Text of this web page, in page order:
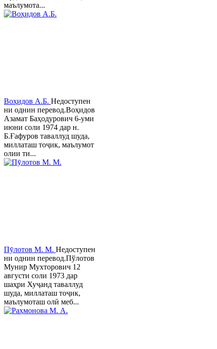
маълумота...
Воҳидов А.Б. Недоступен
ни однин перевод.Воҳидов
Азамат Баҳодурович 6-уми
июни соли 1974 дар н.
Б.Ғафуров таваллуд шуда,
миллаташ тоҷик, маълумот
олии ти...
Пӯлотов М. М. Недоступен
ни однин перевод.Пўлотов
Мунир Мухторович 12
августи соли 1973 дар
шаҳри Хуҷанд таваллуд
шуда, миллаташ тоҷик,
маълумоташ олӣ меб...